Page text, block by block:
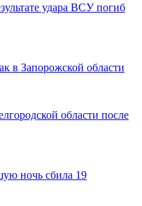
удара ВСУ погиб
в Запорожской области
области после
ночь сбила 19